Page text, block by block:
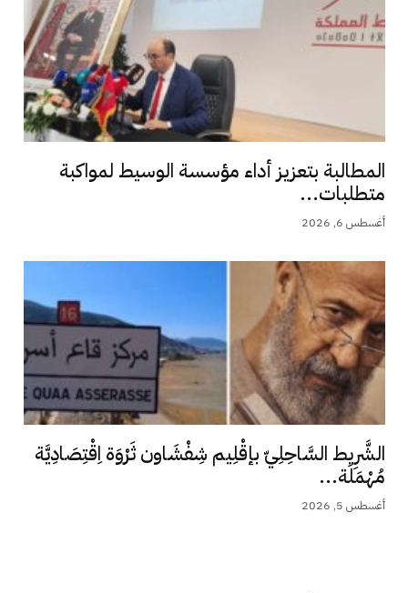
المطالبة بتعزيز أداء مؤسسة الوسيط لمواكبة
متطلبات...
أغسطس 6, 2026
الشَّرِيط السَّاحِلِيّ بإقْلِيم شِفْشَاون ثَرْوَة اِقْتِصَادِيَّة
مُهْمَلَة...
أغسطس 5, 2026